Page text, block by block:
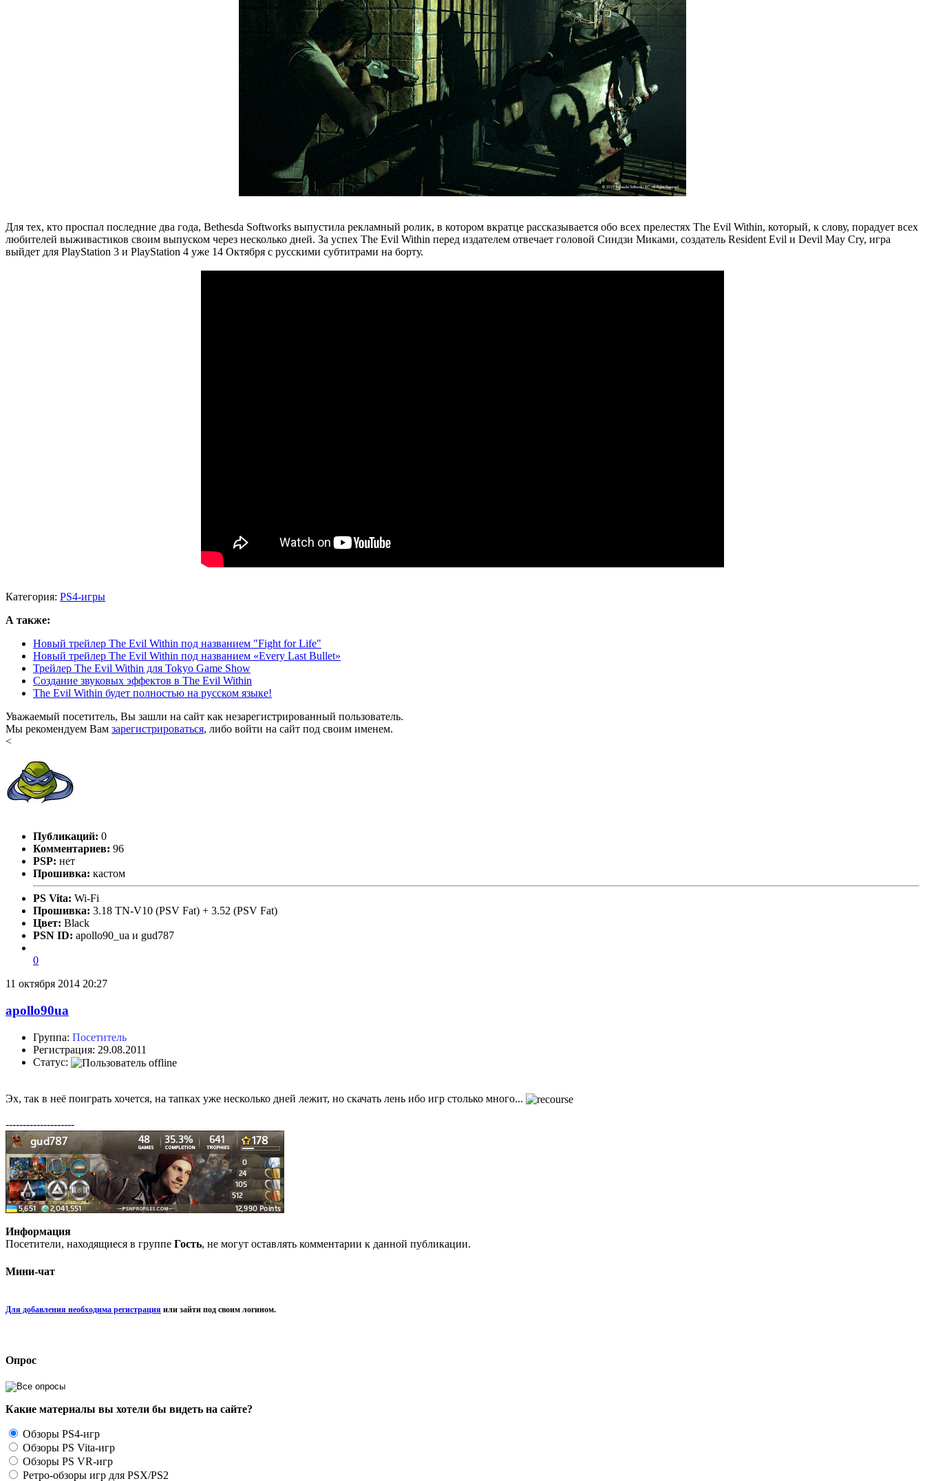
Для тех, кто проспал последние два года, Bethesda Softworks выпустила рекламный ролик, в котором вкратце рассказывается обо всех прелестях The Evil Within, который, к слову, порадует всех
любителей выживастиков своим выпуском через несколько дней. За успех The Evil Within перед издателем отвечает головой Синдзи Миками, создатель Resident Evil и Devil May Cry, игра
выйдет для PlayStation 3 и PlayStation 4 уже 14 Октября с русскими субтитрами на борту.
Категория: PS4-игры
А также:
Новый трейлер The Evil Within под названием "Fight for Life"
Новый трейлер The Evil Within под названием «Every Last Bullet»
Трейлер The Evil Within для Tokyo Game Show
Создание звуковых эффектов в The Evil Within
The Evil Within будет полностью на русском языке!
Уважаемый посетитель, Вы зашли на сайт как незарегистрированный пользователь.
Мы рекомендуем Вам зарегистрироваться, либо войти на сайт под своим именем.
<
Публикаций: 0
Комментариев: 96
PSP: нет
Прошивка: кастом
PS Vita: Wi-Fi
Прошивка: 3.18 TN-V10 (PSV Fat) + 3.52 (PSV Fat)
Цвет: Black
PSN ID: apollo90_ua и gud787
0
11 октября 2014 20:27
apollo90ua
Группа: Посетитель
Регистрация: 29.08.2011
Статус:
Эх, так в неё поиграть хочется, на тапках уже несколько дней лежит, но скачать лень ибо игр столько много...
--------------------
Информация
Посетители, находящиеся в группе Гость, не могут оставлять комментарии к данной публикации.
Мини-чат
Для добавления необходима регистрация или зайти под своим логином.
Опрос
Какие материалы вы хотели бы видеть на сайте?
Обзоры PS4-игр
Обзоры PS Vita-игр
Обзоры PS VR-игр
Ретро-обзоры игр для PSX/PS2